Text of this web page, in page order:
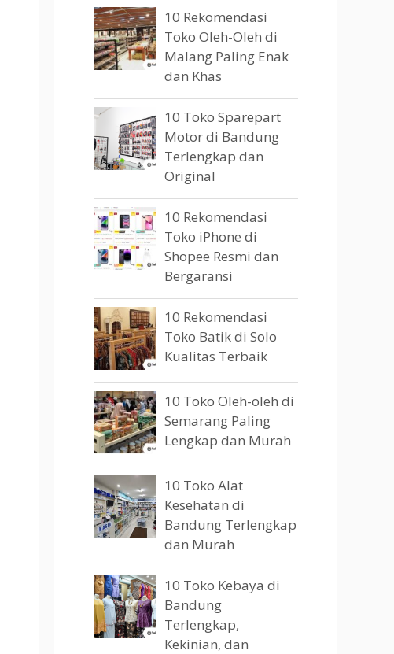
10 Rekomendasi
Toko Oleh-Oleh di
Malang Paling Enak
dan Khas
10 Toko Sparepart
Motor di Bandung
Terlengkap dan
Original
10 Rekomendasi
Toko iPhone di
Shopee Resmi dan
Bergaransi
10 Rekomendasi
Toko Batik di Solo
Kualitas Terbaik
10 Toko Oleh-oleh di
Semarang Paling
Lengkap dan Murah
10 Toko Alat
Kesehatan di
Bandung Terlengkap
dan Murah
10 Toko Kebaya di
Bandung
Terlengkap,
Kekinian, dan